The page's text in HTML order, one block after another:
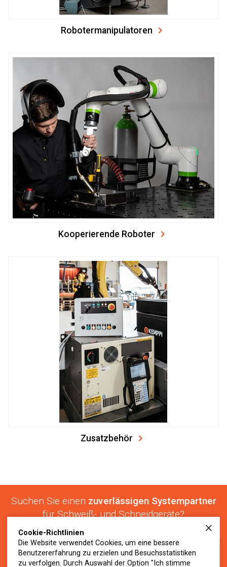
Robotermanipulatoren
Kooperierende Roboter
Zusatzbehör
Suchen Sie einen zuverlässigen Systempartner
für Schweiß- und Schneidgeräte?
+386 2 574 24 45
info@virs.si
Cookie-Richtlinien
Die Website verwendet Cookies, um eine bessere
Benutzererfahrung zu erzielen und Besuchsstatistiken
zu verfolgen. Durch Auswahl der Option "Ich stimme